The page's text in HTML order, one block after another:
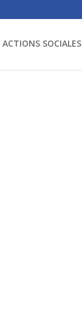
ACTIONS SOCIALES